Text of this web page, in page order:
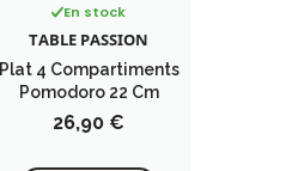
En stock
TABLE PASSION
Plat 4 Compartiments
Pomodoro 22 Cm
Prix
26,90 €